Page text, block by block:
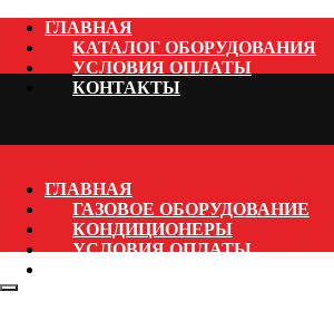
ГЛАВНАЯ
КАТАЛОГ ОБОРУДОВАНИЯ
УСЛОВИЯ ОПЛАТЫ
КОНТАКТЫ
ГЛАВНАЯ
ГАЗОВОЕ ОБОРУДОВАНИЕ
КОНДИЦИОНЕРЫ
УСЛОВИЯ ОПЛАТЫ